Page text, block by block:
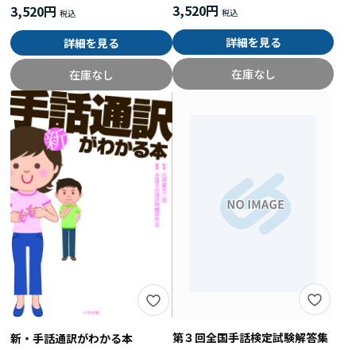
3,520円
詳細を見る
在庫なし
3,520円
詳細を見る
在庫なし
新・手話通訳がわかる本 第３回全国手話検定試験解答集